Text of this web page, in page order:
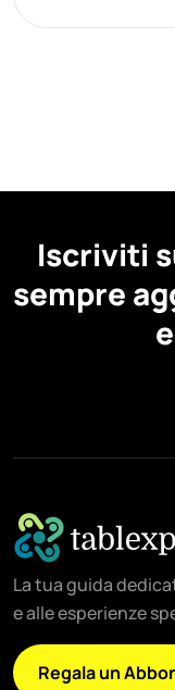
Iscriviti
sempre
La tua guida
e alle esperienze
Regala un